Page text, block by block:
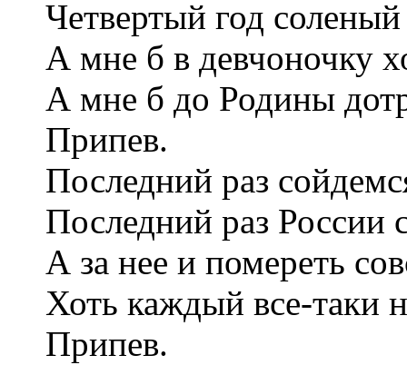
Четвертый год
А мне б в девчоночку
А мне б до Родины
Припев.
Последний раз
Последний раз России
А за нее и помереть
Хоть каждый все-таки
Припев.